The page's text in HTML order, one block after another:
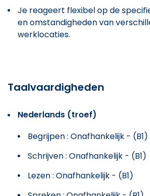
Je reageert flexibel op de
en omstandigheden van
werklocaties.
Taalvaardigheden
Nederlands (troef)
Begrijpen : Onafhankelijk - (B1)
Schrijven : Onafhankelijk - (B1)
Lezen : Onafhankelijk - (B1)